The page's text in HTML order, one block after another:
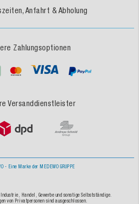
Anfahrt & Abholung
Zahlungsoptionen
Versanddienstleister
- Eine Marke der MEDEWO GRUPPE
Industrie, Handel, Gewerbe und sonstige Selbstständige.
von Privatpersonen sind ausgeschlossen.